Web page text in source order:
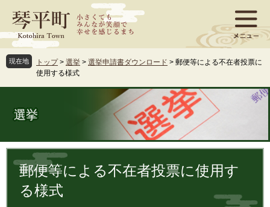
ジ
先
頭
ュ
を
飛
現在地 トップ > 選挙 > 選挙申請書ダウンロード > 郵便等による不在者投票に
使用する様式
選挙
文 郵便等による不在者投票に使用す
る様式